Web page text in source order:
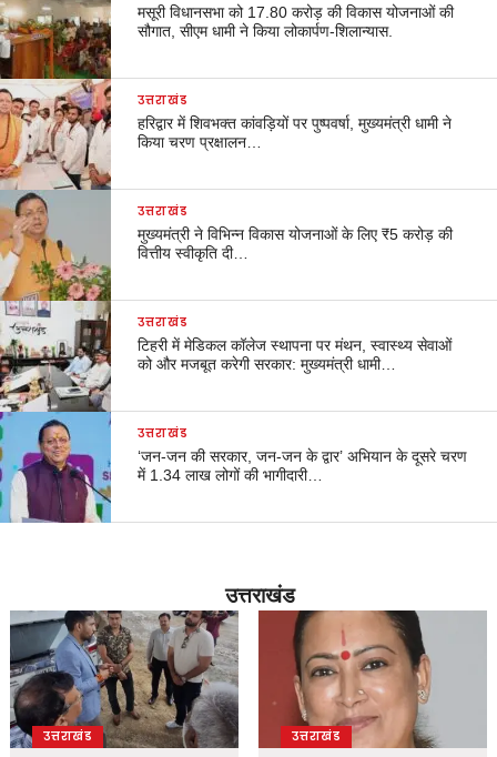
मसूरी विधानसभा को 17.80 करोड़ की विकास योजनाओं की
सौगात, सीएम धामी ने किया लोकार्पण-शिलान्यास.
उत्तराखंड
हरिद्वार में शिवभक्त कांवड़ियों पर पुष्पवर्षा, मुख्यमंत्री धामी ने
किया चरण प्रक्षालन…
उत्तराखंड
मुख्यमंत्री ने विभिन्न विकास योजनाओं के लिए ₹5 करोड़ की
वित्तीय स्वीकृति दी…
उत्तराखंड
टिहरी में मेडिकल कॉलेज स्थापना पर मंथन, स्वास्थ्य सेवाओं
को और मजबूत करेगी सरकार: मुख्यमंत्री धामी…
उत्तराखंड
‘जन-जन की सरकार, जन-जन के द्वार’ अभियान के दूसरे चरण
में 1.34 लाख लोगों की भागीदारी…
उत्तराखंड
उत्तराखंड उत्तराखंड